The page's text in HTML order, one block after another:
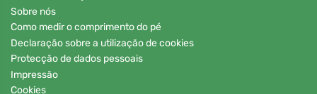
Sobre nós
Como medir o comprimento do pé
Declaração sobre a utilização de cookies
Protecção de dados pessoais
Impressão
Cookies